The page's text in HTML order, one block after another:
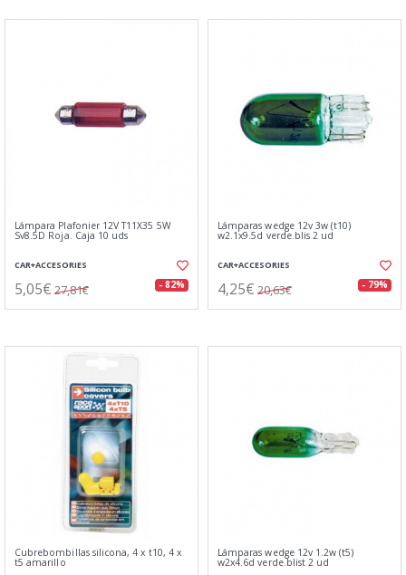
Lámpara Plafonier 12V T11X35 5W
Sv8.5D Roja. Caja 10 uds
CAR+ACCESORIES
5,05€ 27,81€ - 82%
Lámparas wedge 12v 3w (t10)
w2.1x9.5d verde.blis 2 ud
CAR+ACCESORIES
4,25€ 20,63€ - 79%
Cubrebombillas silicona, 4 x t10, 4 x
t5 amarillo
Lámparas wedge 12v 1.2w (t5)
w2x4.6d verde.blist 2 ud